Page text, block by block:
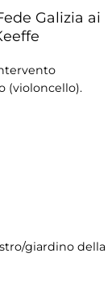
Galizia ai
(violoncello).
giardino della